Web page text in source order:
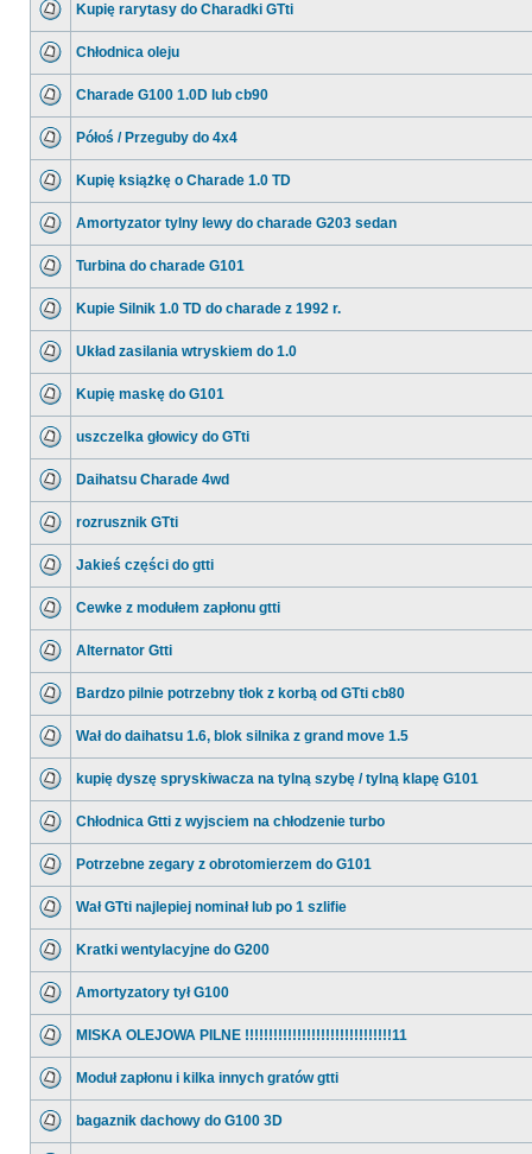
Kupię rarytasy do Charadki GTti
Chłodnica oleju
Charade G100 1.0D lub cb90
Półoś / Przeguby do 4x4
Kupię książkę o Charade 1.0 TD
Amortyzator tylny lewy do charade G203 sedan
Turbina do charade G101
Kupie Silnik 1.0 TD do charade z 1992 r.
Układ zasilania wtryskiem do 1.0
Kupię maskę do G101
uszczelka głowicy do GTti
Daihatsu Charade 4wd
rozrusznik GTti
Jakieś części do gtti
Cewke z modułem zapłonu gtti
Alternator Gtti
Bardzo pilnie potrzebny tłok z korbą od GTti cb80
Wał do daihatsu 1.6, blok silnika z grand move 1.5
kupię dyszę spryskiwacza na tylną szybę / tylną klapę G101
Chłodnica Gtti z wyjsciem na chłodzenie turbo
Potrzebne zegary z obrotomierzem do G101
Wał GTti najlepiej nominał lub po 1 szlifie
Kratki wentylacyjne do G200
Amortyzatory tył G100
MISKA OLEJOWA PILNE !!!!!!!!!!!!!!!!!!!!!!!!!!!!!!!11
Moduł zapłonu i kilka innych gratów gtti
bagaznik dachowy do G100 3D